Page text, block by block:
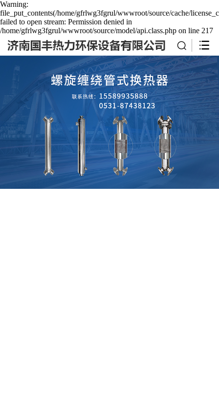
Warning:
file_put_contents(/home/gfrlwg3fgrul/wwwroot/source/cache/
failed to open stream: Permission denied in
/home/gfrlwg3fgrul/wwwroot/source/model/api.class.php on line 217